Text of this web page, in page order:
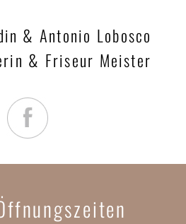
& Antonio Lobosco
& Friseur Meister